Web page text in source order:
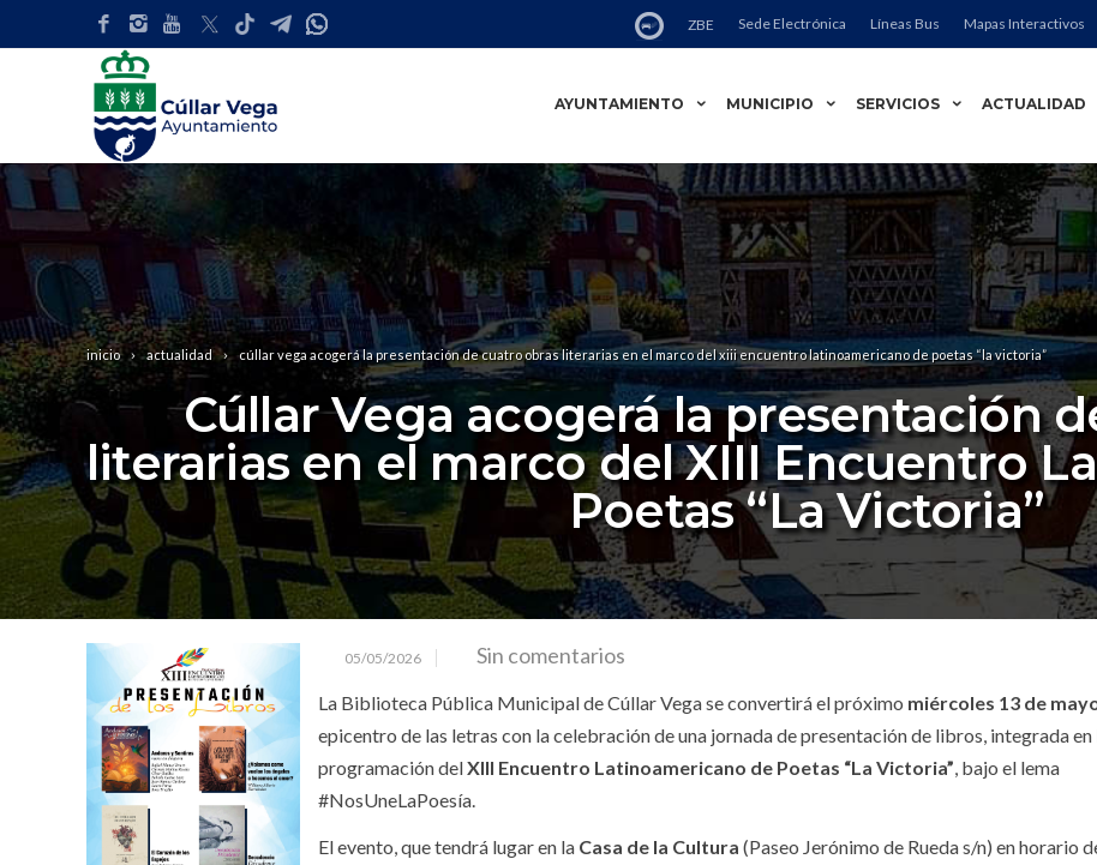
ZBE Sede Electrónica Líneas Bus Mapas Interactivos
AYUNTAMIENTO MUNICIPIO SERVICIOS ACTUALIDAD
inicio actualidad cúllar vega acogerá la presentación de cuatro obras literarias en el marco del xiii encuentro latinoamericano de poetas “la victoria”
Cúllar Vega acogerá la presentación
literarias en el marco del XIII Encuentro
Poetas “La Victoria”
05/05/2026 Sin comentarios
La Biblioteca Pública Municipal de Cúllar Vega se convertirá el próximo miércoles 13 de
epicentro de las letras con la celebración de una jornada de presentación de libros, integrada en
programación delXIII Encuentro Latinoamericano de Poetas “La Victoria”, bajo el lema
#NosUneLaPoesía.
El evento, que tendrá lugar en la Casa de la Cultura (Paseo Jerónimo de Rueda s/n) en horario